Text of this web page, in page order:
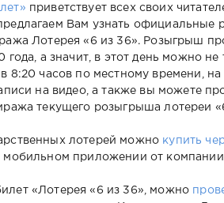
приветствует всех своих
Вам узнать официальные
Лотерея «6 из 36». Розыгрыш
года, а значит, в этот день можно
8:20 часов по местному времени,
на видео, а также вы можете
текущего розыгрыша лотереи
лотерей можно купить
мобильном приложении от компании
«Лотерея «6 из 36», можно